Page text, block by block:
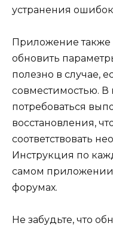
устранения
Приложение также
обновить
полезно в случае,
совместимостью. В
потребоваться
восстановления,
соответствовать
Инструкция по
самом
форумах.
Не забудьте, что